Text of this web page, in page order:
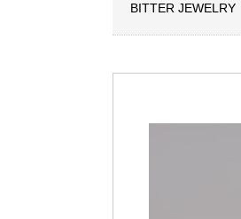
BITTER JEWELRY